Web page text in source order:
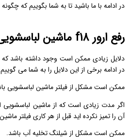
در ادامه با ما باشید تا به شما بگوییم که
رفع ارور f18 ماشین لباسشویی بوش
در ادامه برخی از این دلایل را به شما می
ممکن است مشکل از فیلتر ماشین لباسشویی
اگر مدت زیادی است که از ماشین لباسشویی
آن را تمیز نکرده اید قبل از هر کاری فیلتر
ممکن است مشکل از شیلنگ تخلیه آب باشد.